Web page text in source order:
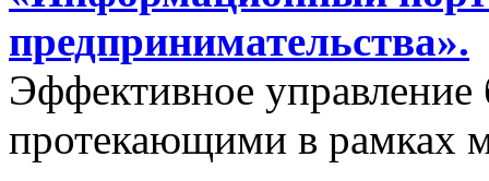
предпринимательства».
Эффективное управление
протекающими в рамках